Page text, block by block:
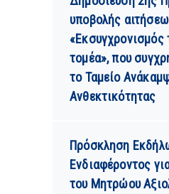
υποβολής
τομέα», που
το Ταμείο
Ανθεκτικότητας
Πρόσκληση
Ενδιαφέροντος
του Μητρώου